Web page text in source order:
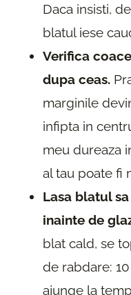
Daca insisti,
blatul iese
Verifica
dupa ceas.
marginile
infipta in
meu dureaza
al tau poate fi
Lasa blatul
inainte de
blat cald, se
de rabdare:
ajunge la